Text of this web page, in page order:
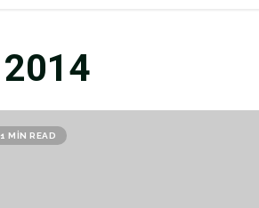
2014
1 MIN READ